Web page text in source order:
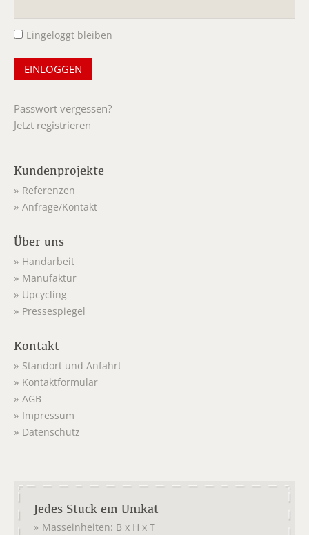
Eingeloggt bleiben
Passwort vergessen?
Jetzt registrieren
Kundenprojekte
Referenzen
Anfrage/Kontakt
Über uns
Handarbeit
Manufaktur
Upcycling
Pressespiegel
Kontakt
Standort und Anfahrt
Kontaktformular
AGB
Impressum
Datenschutz
Jedes Stück ein Unikat
Masseinheiten: B x H x T